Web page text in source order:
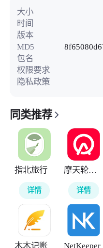
大小
时间
版本
MD5
包名
权限要求
隐私政策
同类推荐
指北旅行
详情
摩天轮票务
详情
木木记账 NetKeeper